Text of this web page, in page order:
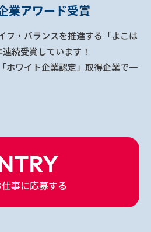
業アワード受賞
フ・バランスを推進する「よこは
続受賞しています！
ホワイト企業認定」取得企業で一
事に応募する